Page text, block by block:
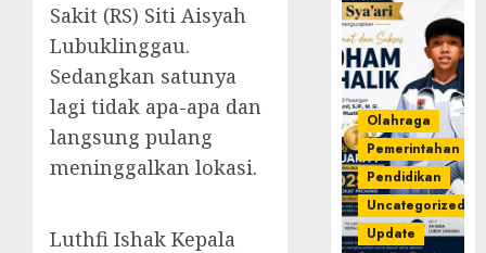
Sakit (RS) Siti Aisyah
Lubuklinggau.
Sedangkan satunya
lagi tidak apa-apa dan
langsung pulang
meninggalkan lokasi.
Luthfi Ishak Kepala
Olahraga
Pemerintahan
Pendidikan
Uncategorized
Update